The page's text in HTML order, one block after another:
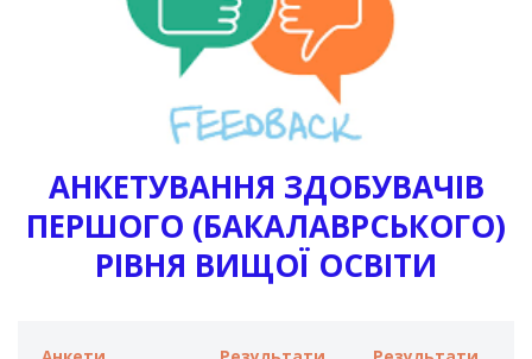
АНКЕТУВАННЯ ЗДОБУВАЧІВ
ПЕРШОГО (БАКАЛАВРСЬКОГО)
РІВНЯ ВИЩОЇ ОСВІТИ